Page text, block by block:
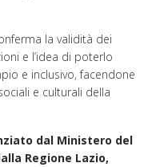
la validità dei
e l’idea di poterlo
e inclusivo, facendone
e culturali della
dal Ministero del
Regione Lazio,